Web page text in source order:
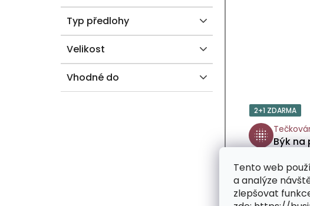
Tento web
a analýze
zlepšovat
Typ předlohy
Velikost
Vhodné do
2+1 ZDARMA
Býk na